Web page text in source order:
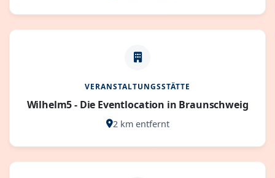
VERANSTALTUNGSSTÄTTE
Wilhelm5 - Die Eventlocation in Braunschweig
2 km entfernt